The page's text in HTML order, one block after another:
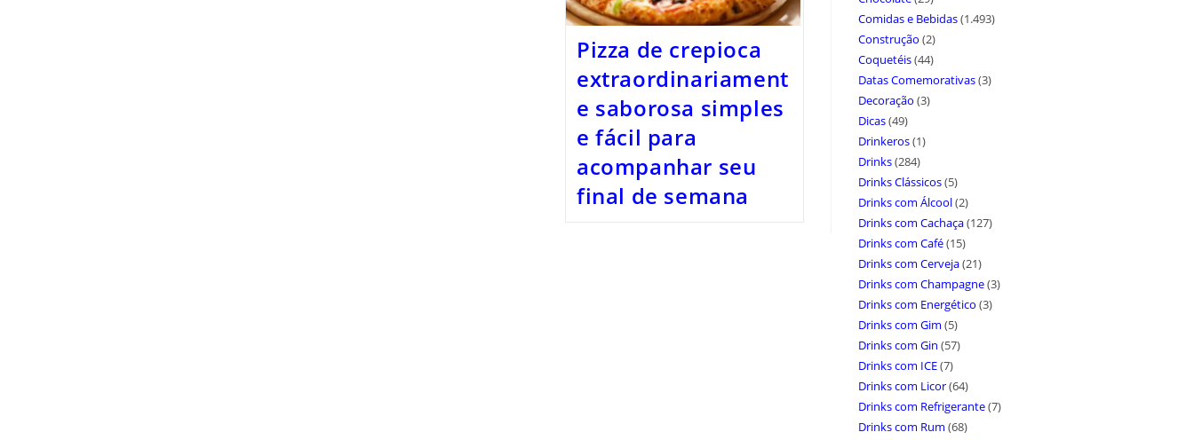
Pizza de crepioca
extraordinariament
e saborosa simples
e fácil para
acompanhar seu
final de semana
Comidas e Bebidas(1.493)
Construção (2)
Coquetéis(44)
Datas Comemorativas(3)
Decoração (3)
Dicas(49)
Drinkeros(1)
Drinks(284)
Drinks Clássicos(5)
Drinks com Álcool(2)
Drinks com Cachaça(127)
Drinks com Café(15)
Drinks com Cerveja(21)
Drinks com Champagne(3)
Drinks com Energético (3)
Drinks com Gim (5)
Drinks com Gin (57)
Drinks com ICE(7)
Drinks com Licor(64)
Drinks com Refrigerante(7)
Drinks com Rum (68)